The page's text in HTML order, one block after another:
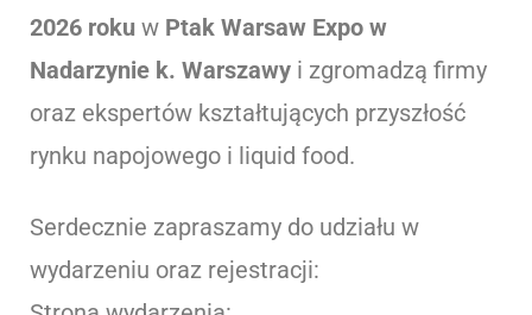
2026 roku w Ptak Warsaw Expo w
Nadarzynie k. Warszawy i zgromadzą firmy
oraz ekspertów kształtujących przyszłość
rynku napojowego i liquid food.
Serdecznie zapraszamy do udziału w
wydarzeniu oraz rejestracji: